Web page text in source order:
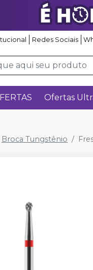
Redes Sociais
Ofertas
Broca Tungstênio